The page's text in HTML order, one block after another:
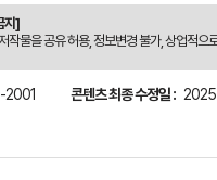
지]
작물을 공유 허용, 정보변경 불가, 상업적으
콘텐츠 최종 수정일 :